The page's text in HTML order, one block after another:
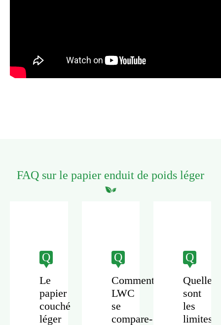
FAQ sur le papier enduit de poids léger
Q
Le
papier
couché
léger
Q
Comment
LWC
se
compare-
Q
Quelles
sont
les
limites